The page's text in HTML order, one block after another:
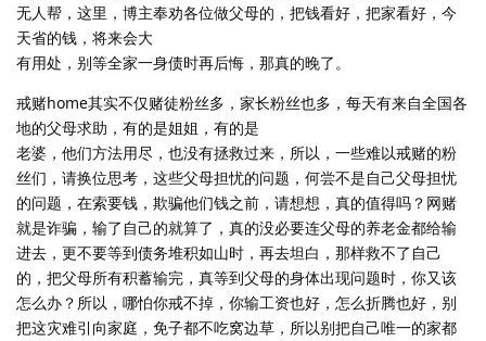
无人帮，这里，博主奉劝各位做父母的，把钱看好，把家看好，今
天省的钱，将来会大
有用处，别等全家一身债时再后悔，那真的晚了。
戒赌home其实不仅赌徒粉丝多，家长粉丝也多，每天有来自全国各
地的父母求助，有的是姐姐，有的是
老婆，他们方法用尽，也没有拯救过来，所以，一些难以戒赌的粉
丝们，请换位思考，这些父母担忧的问题，何尝不是自己父母担忧
的问题，在索要钱，欺骗他们钱之前，请想想，真的值得吗？网赌
就是诈骗，输了自己的就算了，真的没必要连父母的养老金都给输
进去，更不要等到债务堆积如山时，再去坦白，那样救不了自己
的，把父母所有积蓄输完，真等到父母的身体出现问题时，你又该
怎么办？所以，哪怕你戒不掉，你输工资也好，怎么折腾也好，别
把这灾难引向家庭，免子都不吃窝边草，所以别把自己唯一的家都